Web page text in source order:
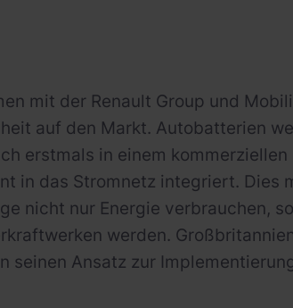
mit der Renault Group und
auf den Markt. Autobatterien
erstmals in einem
in das Stromnetz integriert. Dies
nicht nur Energie verbrauchen,
werden.
seinen Ansatz zur